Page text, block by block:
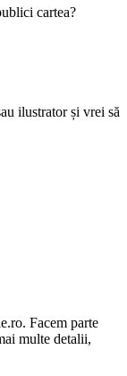
cartea?
ilustrator și vrei să
Facem parte
multe detalii,